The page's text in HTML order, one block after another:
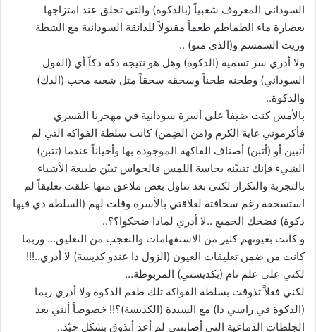
السوداني المعروف شعبياً (بالدكوة) والتي تخلق عند امتزاجها
بعصارة ماء الطماطم طعماً مقبولاً للذائقة السودانية مع الشطة
وزيت السمسم و(الذي منو) ..
ولا أدري سر تسمية (الدكوة) وهل هو نتيجة دكه دكاً أي (الفول
السوداني) وطحنه طحناً وسحقه سحقاً مثل شعبه محب (الدك)
والدكوة..
بالأمس كنت ضيفاً على أسرة سودانية في مهجرنا القسري
فأكرموني غاية الكرم و(من الضِمن) كانت سلطة الفواكه التي لم
أتبين أو (أتبن) أصناف الفاكهة الموجودة بها وأحياناً عندما (تتبن)
الشيء فإنك تتبيّنه بحاسة اللمس فالحواس تبيّن طبيعة الأشياء
بالتجربة والتكرار لكني بعد تناول بعض ملاعق منها علقت تعليقاً لم
استسخفه رغم سخافته لعلاقتي بالأسرة وقلت لهم (السلطة دي فيها
دكوة) فضحك الجميع ..لا أدري لماذا ضحكوا؟؟..
و كانت بعيونهم كثير من الاستفهامات والتعجب من التعليق… وربما
كانت من ضمن تعليقات العيون (الزول دا عندو كديسة) لا أدري..!!!
لكني على علم تام (بكديستي) المربوطة…
لكني فعلاً تذوقت بسلطة الفواكه تلك طعم الدكوة ولا أدري ربما
(الدكوة في راسي دا) مع السيدة (الكديسة)؟!! خصوصاً أنني بعد
الجلطات الدماغية التي أصابتني لم أعد أتذوق بشكل جيّد..